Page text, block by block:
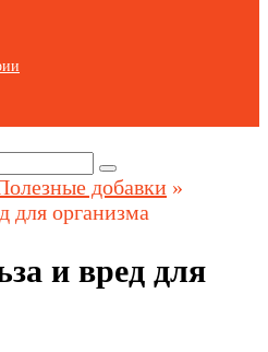
добавки »
для организма
и вред для